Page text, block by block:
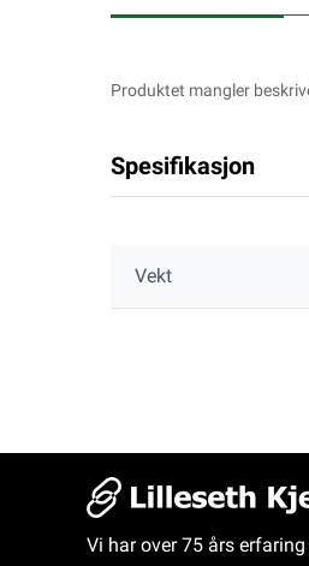
Produktet mangler
Spesifikasjon
Vekt
Vi har over 75 års